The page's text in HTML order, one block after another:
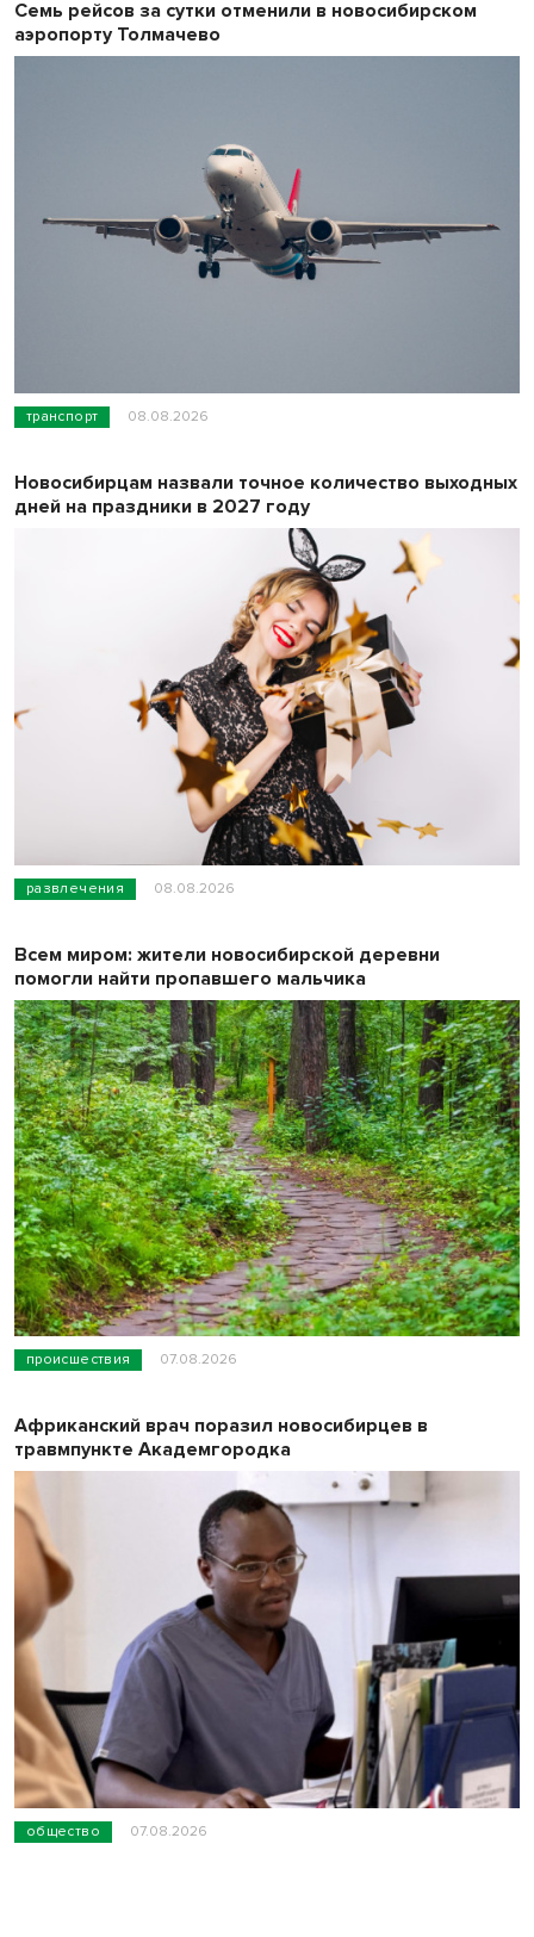
транспорт 08.08.2026
Семь рейсов за сутки отменили в новосибирском
аэропорту Толмачево
развлечения 08.08.2026
Новосибирцам назвали точное количество выходных
дней на праздники в 2027 году
происшествия 07.08.2026
Всем миром: жители новосибирской деревни
помогли найти пропавшего мальчика
общество 07.08.2026
Африканский врач поразил новосибирцев в
травмпункте Академгородка